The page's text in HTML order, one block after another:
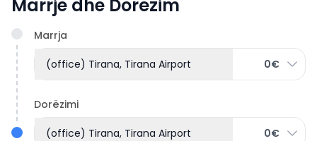
Marrje dhe Dorëzim
Marrja
(office) Tirana, Tirana Airport 0€
Dorëzimi
(office) Tirana, Tirana Airport 0€